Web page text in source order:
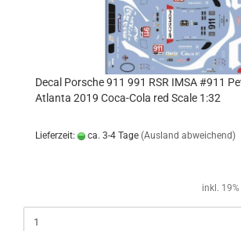
Decal Porsche 911 991 RSR IMSA #911
Atlanta 2019 Coca-Cola red Scale 1:32
Lieferzeit: ca. 3-4 Tage (Ausland abweichend)
inkl.